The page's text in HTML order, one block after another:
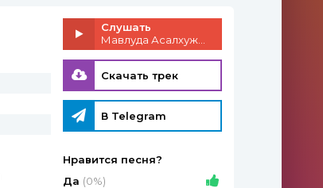
Слушать
Скачать трек
В Telegram
Нравится песня?
Да (0%)